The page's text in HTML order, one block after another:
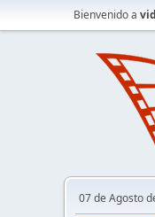
Bienvenido a
07 de Agosto